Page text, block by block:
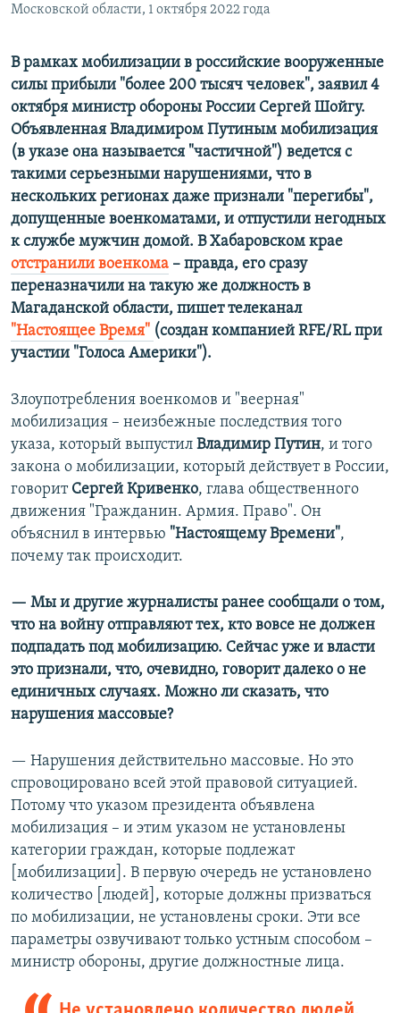
Московской области, 1 октября 2022 года
В рамках мобилизации в российские вооруженные
силы прибыли "более 200 тысяч человек", заявил 4
октября министр обороны России Сергей Шойгу.
Объявленная Владимиром Путиным мобилизация
(в указе она называется "частичной") ведется с
такими серьезными нарушениями, что в
нескольких регионах даже признали "перегибы",
допущенные военкоматами, и отпустили негодных
к службе мужчин домой. В Хабаровском крае
отстранили военкома – правда, его сразу
переназначили на такую же должность в
Магаданской области, пишет телеканал
"Настоящее Время" ​(создан компанией RFE/RL при
участии "Голоса Америки"). ​
Злоупотребления военкомов и "веерная"
мобилизация – неизбежные последствия того
указа, который выпустил Владимир Путин, и того
закона о мобилизации, который действует в России,
говоритСергей Кривенко, глава общественного
движения "Гражданин. Армия. Право". Он
объяснил в интервью "Настоящему Времени",
почему так происходит.
— Мы и другие журналисты ранее сообщали о том,
что на войну отправляют тех, кто вовсе не должен
подпадать под мобилизацию. Сейчас уже и власти
это признали, что, очевидно, говорит далеко о не
единичных случаях. Можно ли сказать, что
нарушения массовые?
— Нарушения действительно массовые. Но это
спровоцировано всей этой правовой ситуацией.
Потому что указом президента объявлена
мобилизация – и этим указом не установлены
категории граждан, которые подлежат
[мобилизации]. В первую очередь не установлено
количество [людей], которые должны призваться
по мобилизации, не установлены сроки. Эти все
параметры озвучивают только устным способом –
министр обороны, другие должностные лица.